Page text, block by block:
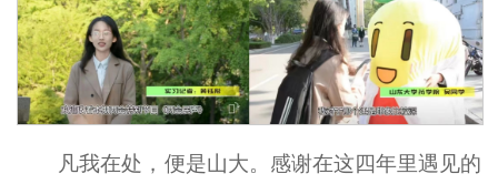
凡我在处，便是山大。感谢在这四年里遇见的